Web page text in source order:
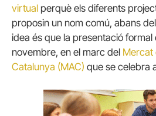
virtual perquè els diferents
proposin un nom comú, abans
idea és que la presentació formal
novembre, en el marc del Mercat
Catalunya (MAC) que se celebra